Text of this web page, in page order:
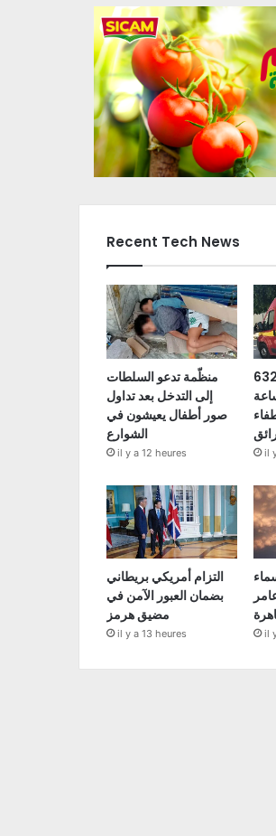
Recent Tech News
منظّمة تدعو السلطات
إلى التدخل بعد تداول
صور أطفال يعيشون في
الشوارع
il y a 12 heures
الحماية المدنية: 632
الـ24 ساعة
113 لإطفاء
il
التزام أمريكي بريطاني
بضمان العبور الآمن في
مضيق هرمز
il y a 13 heures il